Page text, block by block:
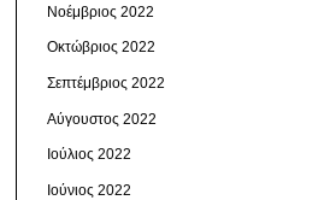
Νοέμβριος 2022
Οκτώβριος 2022
Σεπτέμβριος 2022
Αύγουστος 2022
Ιούλιος 2022
Ιούνιος 2022